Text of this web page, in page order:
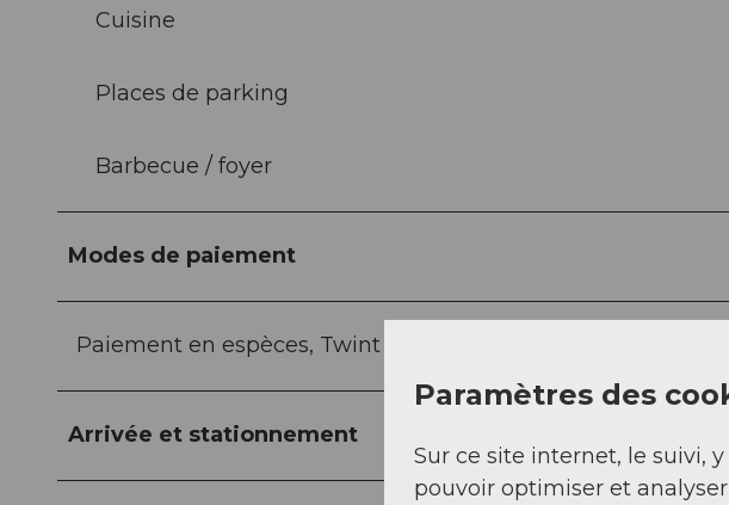
Cuisine
Places de parking
Barbecue / foyer
Modes de paiement
Paiement en espèces, Twint
Arrivée et stationnement
Paramètres des
Sur ce site internet, le suivi,
pouvoir optimiser et